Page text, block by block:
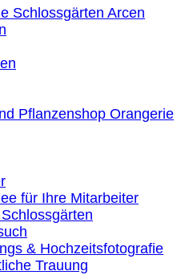
Schlossgärten Arcen
Pflanzenshop Orangerie
für Ihre Mitarbeiter
& Hochzeitsfotografie
Trauung